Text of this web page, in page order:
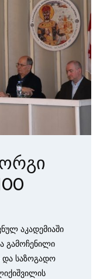
აკადემიაში
გამოჩენილი
და საზოგადო